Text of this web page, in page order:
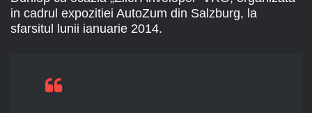
in cadrul expozitiei AutoZum din Salzburg, la
sfarsitul lunii ianuarie 2014.